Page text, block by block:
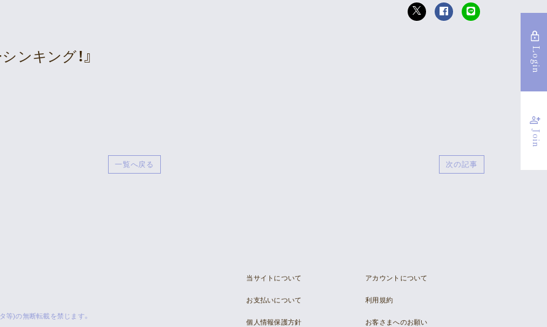
lock
Login
person_add
Join
ンキング！』
次の記事
一覧へ戻る
当サイトについて アカウントについて
お支払いについて 利用規約
個人情報保護方針 お客さまへのお願い
等)の無断転載を禁じます。